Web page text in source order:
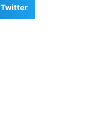
Twitter